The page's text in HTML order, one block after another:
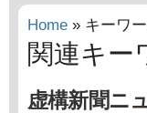
Home » キーワ
関連キー
虚構新聞ニ